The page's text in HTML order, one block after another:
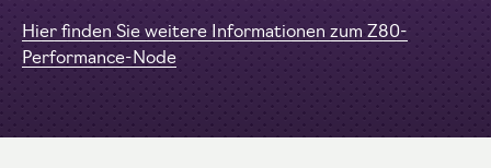
Hier finden Sie weitere Informationen zum Z80-
Performance-Node